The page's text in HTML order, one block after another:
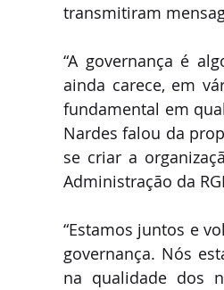
transmitiram
“A governança é
ainda carece, em
fundamental em
Nardes falou da
se criar a
Administração da
“Estamos juntos e
governança. Nós
na qualidade dos